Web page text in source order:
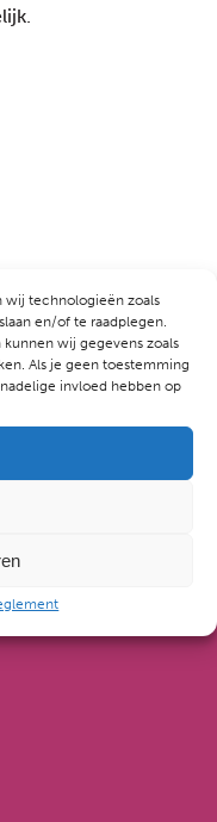
wij technologieën zoals
en/of te raadplegen.
wij gegevens zoals
Als je geen toestemming
invloed hebben op